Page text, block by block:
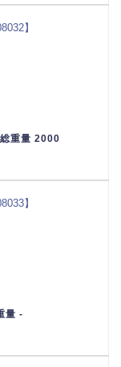
】
重量 2000
】
量 -